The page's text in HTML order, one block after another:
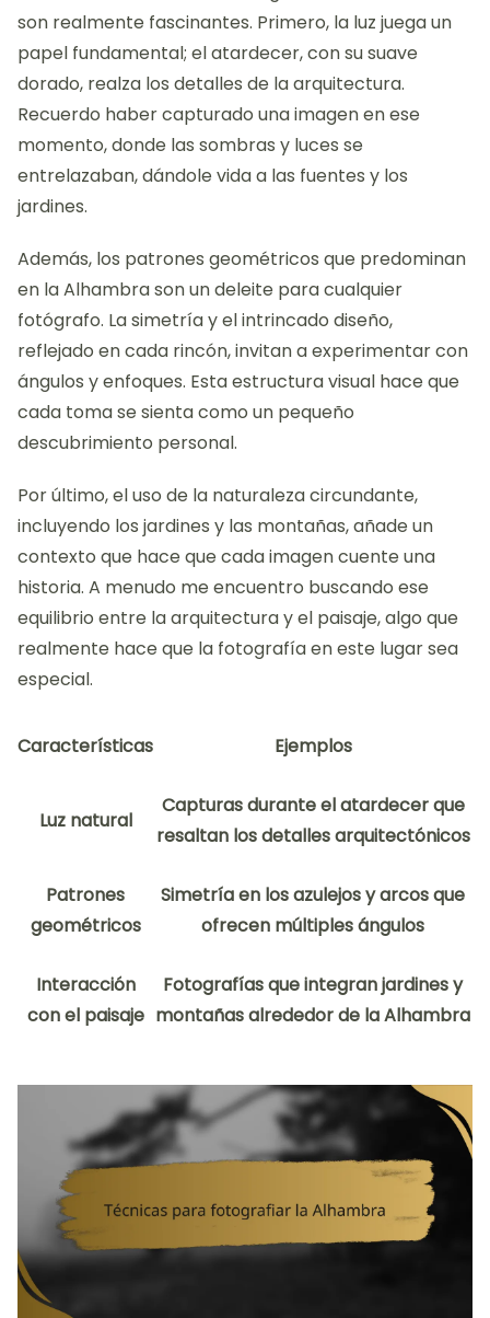
son realmente fascinantes. Primero, la luz juega un
papel fundamental; el atardecer, con su suave
dorado, realza los detalles de la arquitectura.
Recuerdo haber capturado una imagen en ese
momento, donde las sombras y luces se
entrelazaban, dándole vida a las fuentes y los
jardines.
Además, los patrones geométricos que predominan
en la Alhambra son un deleite para cualquier
fotógrafo. La simetría y el intrincado diseño,
reflejado en cada rincón, invitan a experimentar con
ángulos y enfoques. Esta estructura visual hace que
cada toma se sienta como un pequeño
descubrimiento personal.
Por último, el uso de la naturaleza circundante,
incluyendo los jardines y las montañas, añade un
contexto que hace que cada imagen cuente una
historia. A menudo me encuentro buscando ese
equilibrio entre la arquitectura y el paisaje, algo que
realmente hace que la fotografía en este lugar sea
especial.
Características Ejemplos
Luz natural
Capturas durante el atardecer que
resaltan los detalles arquitectónicos
Patrones
geométricos
Simetría en los azulejos y arcos que
ofrecen múltiples ángulos
Interacción
con el paisaje
Fotografías que integran jardines y
montañas alrededor de la Alhambra